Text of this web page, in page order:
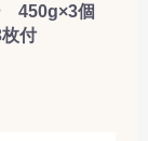
450g×3個
枚付